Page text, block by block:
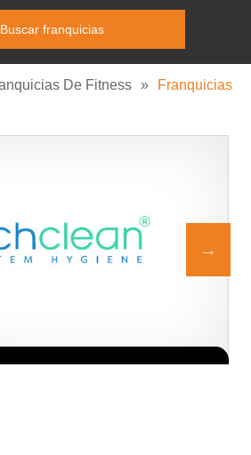
De Fitness »
Franquicias